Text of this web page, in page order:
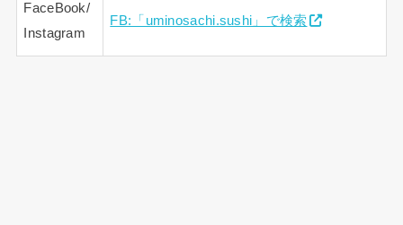
FaceBook/
Instagram
FB:「uminosachi.sushi」で検索